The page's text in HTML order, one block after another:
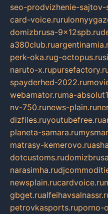
seo-prodvizhenie-
card-voice.ru
domizbrusa-9x12spb.ru
a380club.ru
perk-oka.rug-octopus.ru
naruto-x.ru
spayderhed-2022.ru
webamator.ruma-
nv-750.runews-plain.ru
dizfiles.ruyoutubefree.ru
planeta-samara.ru
matrasy-kemerovo.ru
dotcustoms.ru
narasimha.ru
newsplain.rucardvoice.ru
gbget.ru
petrovkasports.ruporno-